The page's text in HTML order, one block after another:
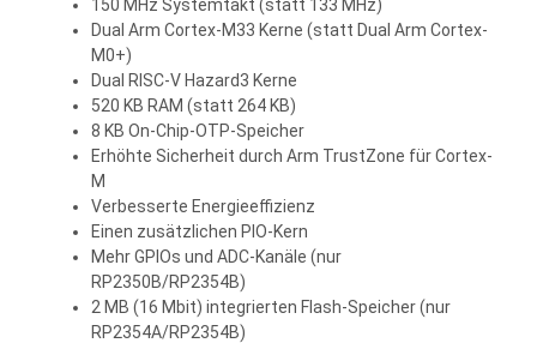
150 MHz Systemtakt (statt 133 MHz)
Dual Arm Cortex-M33 Kerne (statt Dual Arm Cortex-
M0+)
Dual RISC-V Hazard3 Kerne
520 KB RAM (statt 264 KB)
8 KB On-Chip-OTP-Speicher
Erhöhte Sicherheit durch Arm TrustZone für Cortex-
M
Verbesserte Energieeffizienz
Einen zusätzlichen PIO-Kern
Mehr GPIOs und ADC-Kanäle (nur
RP2350B/RP2354B)
2 MB (16 Mbit) integrierten Flash-Speicher (nur
RP2354A/RP2354B)